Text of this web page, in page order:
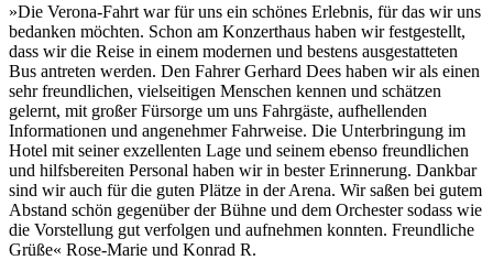
»Die Verona-Fahrt war für uns ein schönes Erlebnis, für das wir uns
bedanken möchten. Schon am Konzerthaus haben wir festgestellt,
dass wir die Reise in einem modernen und bestens ausgestatteten
Bus antreten werden. Den Fahrer Gerhard Dees haben wir als einen
sehr freundlichen, vielseitigen Menschen kennen und schätzen
gelernt, mit großer Fürsorge um uns Fahrgäste, aufhellenden
Informationen und angenehmer Fahrweise. Die Unterbringung im
Hotel mit seiner exzellenten Lage und seinem ebenso freundlichen
und hilfsbereiten Personal haben wir in bester Erinnerung. Dankbar
sind wir auch für die guten Plätze in der Arena. Wir saßen bei gutem
Abstand schön gegenüber der Bühne und dem Orchester sodass wie
die Vorstellung gut verfolgen und aufnehmen konnten. Freundliche
Grüße« Rose-Marie und Konrad R.